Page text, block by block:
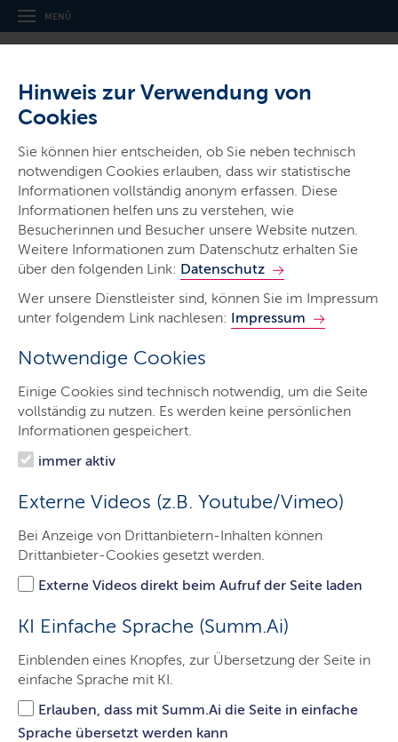
Hinweis zur Verwendung von
Cookies
Sie können hier entscheiden, ob Sie neben technisch
notwendigen Cookies erlauben, dass wir statistische
Informationen vollständig anonym erfassen. Diese
Informationen helfen uns zu verstehen, wie
Besucherinnen und Besucher unsere Website nutzen.
Weitere Informationen zum Datenschutz erhalten Sie
über den folgenden Link: Datenschutz
Wer unsere Dienstleister sind, können Sie im Impressum
unter folgendem Link nachlesen: Impressum
Notwendige Cookies
Einige Cookies sind technisch notwendig, um die Seite
vollständig zu nutzen. Es werden keine persönlichen
Informationen gespeichert.
immer aktiv
Externe Videos (z.B. Youtube/Vimeo)
Bei Anzeige von Drittanbietern-Inhalten können
Drittanbieter-Cookies gesetzt werden.
Externe Videos direkt beim Aufruf der Seite laden
KI Einfache Sprache (Summ.Ai)
Einblenden eines Knopfes, zur Übersetzung der Seite in
einfache Sprache mit KI.
Erlauben, dass mit Summ.Ai die Seite in einfache
Sprache übersetzt werden kann
MENÜ
Landespolizei
Schleswig-Holstein
Ministerien & Behörden
Start
Das sind wir
Onlinewache
Prävention
Verkehrssicherheit
Fahndungen
Suche nach Städten und
Gemeinden